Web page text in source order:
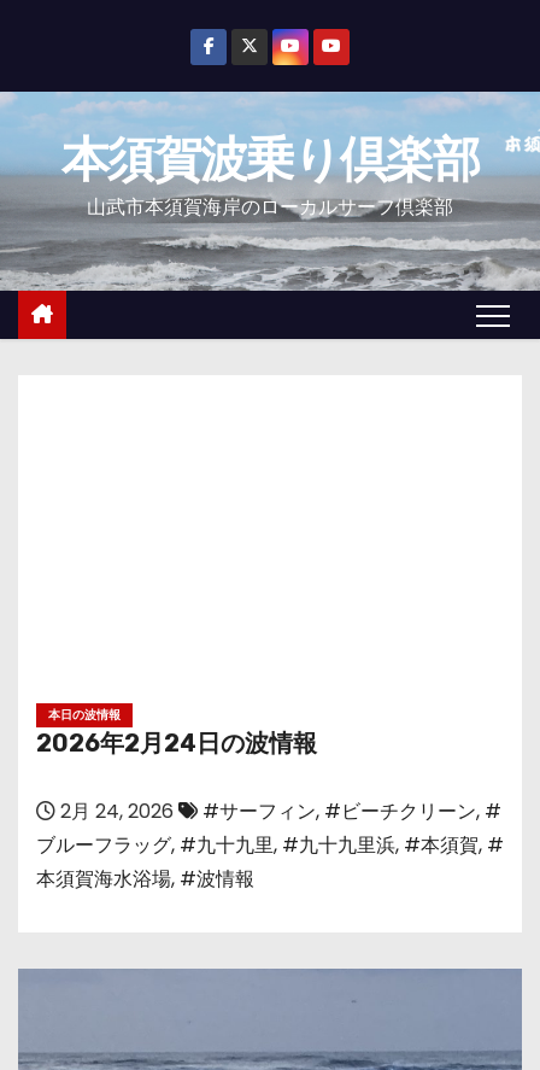
ン
へ
キ
ッ
本須賀波乗り倶楽部
山武市本須賀海岸のローカルサーフ倶楽部
本日の波情報
2026年2月24日の波情報
2月 24, 2026 #サーフィン, #ビーチクリーン, #
ブルーフラッグ, #九十九里, #九十九里浜, #本須賀, #
本須賀海水浴場, #波情報